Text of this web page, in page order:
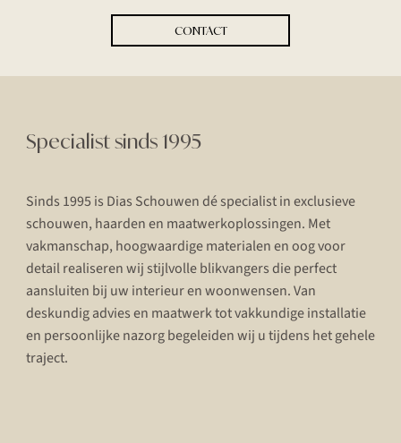
CONTACT
Specialist sinds 1995
Sinds 1995 is Dias Schouwen dé specialist in exclusieve
schouwen, haarden en maatwerkoplossingen. Met
vakmanschap, hoogwaardige materialen en oog voor
detail realiseren wij stijlvolle blikvangers die perfect
aansluiten bij uw interieur en woonwensen. Van
deskundig advies en maatwerk tot vakkundige installatie
en persoonlijke nazorg begeleiden wij u tijdens het gehele
traject.